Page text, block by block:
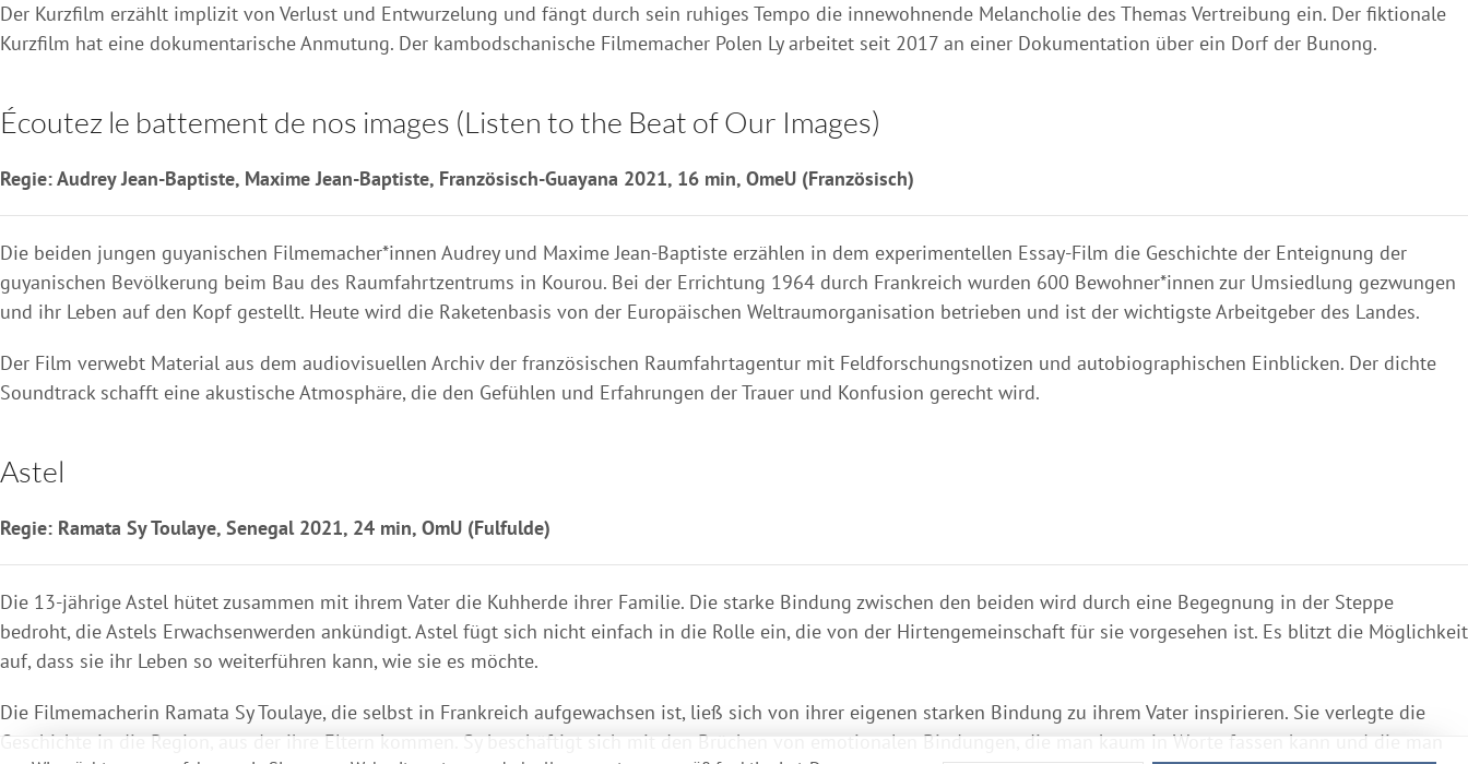
Der Kurzfilm erzählt implizit von Verlust und Entwurzelung und fängt durch sein ruhiges Tempo die innewohnende Melancholie des Themas Vertreibung ein. Der fiktionale
Kurzfilm hat eine dokumentarische Anmutung. Der kambodschanische Filmemacher Polen Ly arbeitet seit 2017 an einer Dokumentation über ein Dorf der Bunong.
Écoutez le battement de nos images (Listen to the Beat of Our Images)
Regie: Audrey Jean-Baptiste, Maxime Jean-Baptiste, Französisch-Guayana 2021, 16 min, OmeU (Französisch)
Die beiden jungen guyanischen Filmemacher*innen Audrey und Maxime Jean-Baptiste erzählen in dem experimentellen Essay-Film die Geschichte der Enteignung der
guyanischen Bevölkerung beim Bau des Raumfahrtzentrums in Kourou. Bei der Errichtung 1964 durch Frankreich wurden 600 Bewohner*innen zur Umsiedlung gezwungen
und ihr Leben auf den Kopf gestellt. Heute wird die Raketenbasis von der Europäischen Weltraumorganisation betrieben und ist der wichtigste Arbeitgeber des Landes.
Der Film verwebt Material aus dem audiovisuellen Archiv der französischen Raumfahrtagentur mit Feldforschungsnotizen und autobiographischen Einblicken. Der dichte
Soundtrack schafft eine akustische Atmosphäre, die den Gefühlen und Erfahrungen der Trauer und Konfusion gerecht wird.
Astel
Regie: Ramata Sy Toulaye, Senegal 2021, 24 min, OmU (Fulfulde)
Die 13-jährige Astel hütet zusammen mit ihrem Vater die Kuhherde ihrer Familie. Die starke Bindung zwischen den beiden wird durch eine Begegnung in der Steppe
bedroht, die Astels Erwachsenwerden ankündigt. Astel fügt sich nicht einfach in die Rolle ein, die von der Hirtengemeinschaft für sie vorgesehen ist. Es blitzt die Möglichkeit
auf, dass sie ihr Leben so weiterführen kann, wie sie es möchte.
Die Filmemacherin Ramata Sy Toulaye, die selbst in Frankreich aufgewachsen ist, ließ sich von ihrer eigenen starken Bindung zu ihrem Vater inspirieren. Sie verlegte die
Geschichte in die Region, aus der ihre Eltern kommen. Sy beschäftigt sich mit den Brüchen von emotionalen Bindungen, die man kaum in Worte fassen kann und die man